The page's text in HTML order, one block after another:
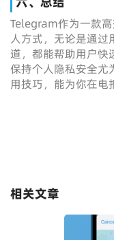
Telegram作为一款
人方式，无论是通过
道，都能帮助用户快
保持个人隐私安全尤
用技巧，能为你在电
相关文章